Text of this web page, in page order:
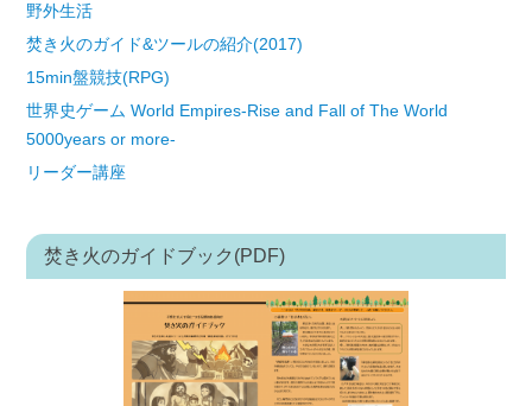
野外生活
焚き火のガイド&ツールの紹介(2017)
15min盤競技(RPG)
世界史ゲーム World Empires-Rise and Fall of The World
5000years or more-
リーダー講座
焚き火のガイドブック(PDF)